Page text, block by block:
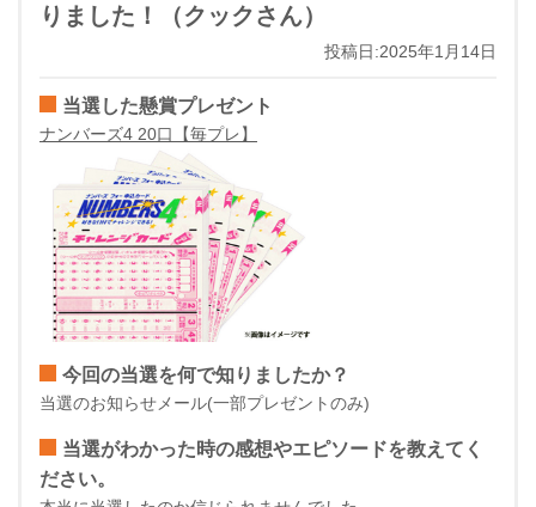
りました！（クックさん）
投稿日:2025年1月14日
当選した懸賞プレゼント
ナンバーズ4 20口【毎プレ】
今回の当選を何で知りましたか？
当選のお知らせメール(一部プレゼントのみ)
当選がわかった時の感想やエピソードを教えてく
ださい。